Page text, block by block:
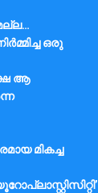
ഒരു
ആ
മികച്ച